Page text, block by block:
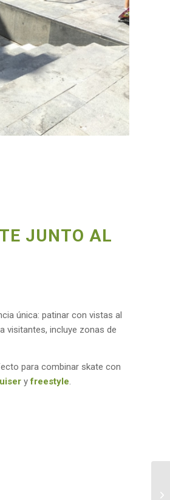
JUNTO AL
única: patinar con vistas al
visitantes, incluye zonas de
para combinar skate con
yfreestyle